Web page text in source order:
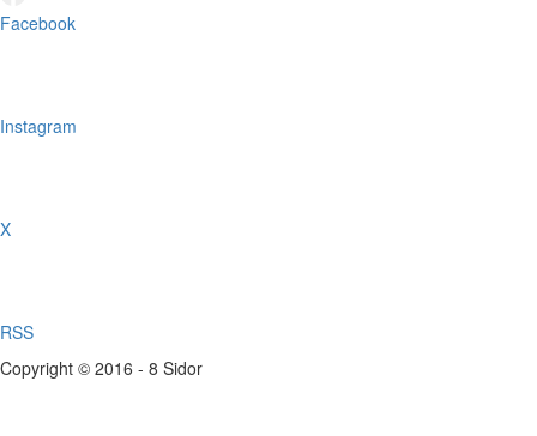
Facebook
Instagram
X
RSS
Copyright © 2016 - 8 Sidor